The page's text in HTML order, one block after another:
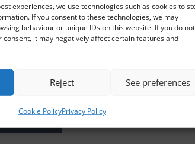
experiences, we use technologies such as cookies to
If you consent to these technologies, we may
behaviour or unique IDs on this website. If you do not
it may negatively affect certain features and
Reject See preferences
Cookie PolicyPrivacy Policy
frem
Nyhedsbrev